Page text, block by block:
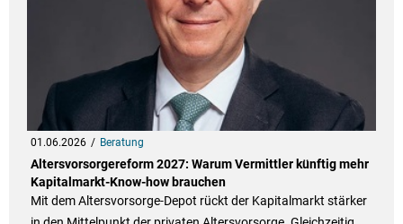
01.06.2026 Beratung
Altersvorsorgereform 2027: Warum Vermittler künftig mehr
Kapitalmarkt-Know-how brauchen
Mit dem Altersvorsorge-Depot rückt der Kapitalmarkt stärker